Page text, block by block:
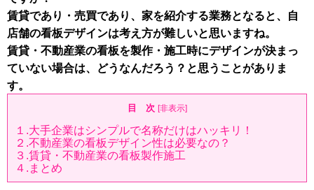
賃貸であり・売買であり、家を紹介する業務となると、自
店舗の看板デザインは考え方が難しいと思いますね。
賃貸・不動産業の看板を製作・施工時にデザインが決まっ
ていない場合は、どうなんだろう？と思うことがありま
す。
目 次 [非表示]
１.大手企業はシンプルで名称だけはハッキリ！
２.不動産業の看板デザイン性は必要なの？
３.賃貸・不動産業の看板製作施工
４.まとめ